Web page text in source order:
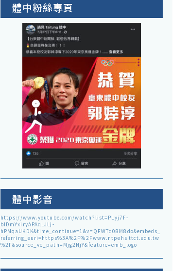
體中粉絲專頁
體中影音
https://www.youtube.com/watch?list=PLyj7F-
blDmYxiryAPAqLJLj-
hPMqaUKDK&time_continue=1&v=QFWTd08M8do&embeds_
referring_euri=https%3A%2F%2Fwww.ntpehs.ttct.edu.tw
%2F&source_ve_path=Mjg2NjY&feature=emb_logo